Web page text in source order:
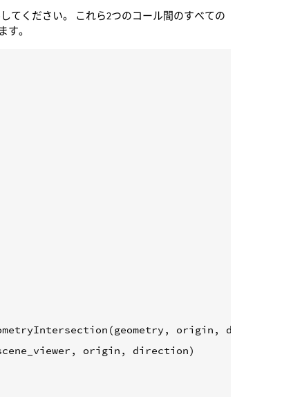
てください。 これら2つのコール間のすべての
す。
(geometry , origin , direction
, origin , direction)